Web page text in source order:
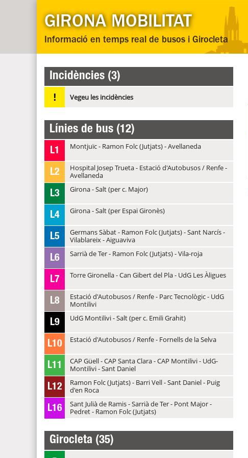
GIRONA MOBILITAT
Informació en temps real de busos i Girocleta
Incidències (3)
! Vegeu les incidències
Línies de bus (12)
L1 Montjuïc - Ramon Folc (Jutjats) - Avellaneda
L2
Hospital Josep Trueta - Estació d'Autobusos / Renfe -
Avellaneda
L3
Girona - Salt (per c. Major)
L4 Girona - Salt (per Espai Gironès)
L5
Germans Sàbat - Ramon Folc (Jutjats) - Sant Narcís -
Vilablareix - Aiguaviva
L6
Sarrià de Ter - Ramon Folc (Jutjats) - Vila-roja
L7 Torre Gironella - Can Gibert del Pla - UdG Les Àligues
L8
Estació d'Autobusos / Renfe - Parc Tecnològic - UdG
Montilivi
L9
UdG Montilivi - Salt (per c. Emili Grahit)
L10 Estació d'Autobusos / Renfe - Fornells de la Selva
L11
CAP Güell - CAP Santa Clara - CAP Montilivi - UdG-
Montilivi - Sant Daniel
L12
Ramon Folc (Jutjats) - Barri Vell - Sant Daniel - Puig
d'en Roca
L16
Sant Julià de Ramis - Sarrià de Ter - Pont Major -
Pedret - Ramon Folc (Jutjats)
Girocleta (35)